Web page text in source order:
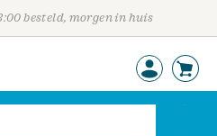
besteld, morgen in huis